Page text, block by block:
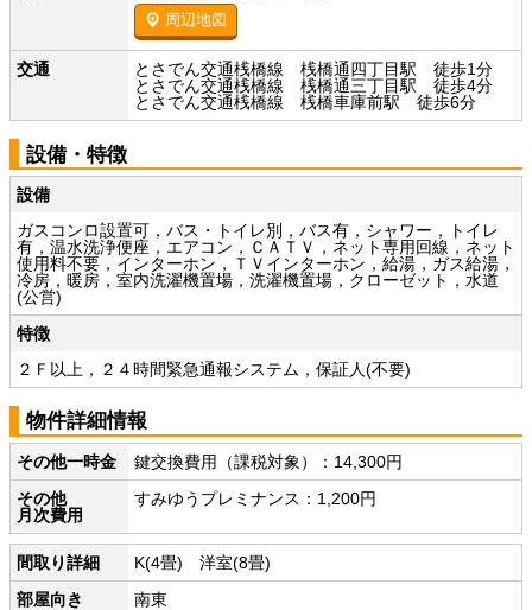
周辺地図
交通
とさでん交通桟橋線 桟橋通四丁目駅 徒歩1分
とさでん交通桟橋線 桟橋通三丁目駅 徒歩4分
とさでん交通桟橋線 桟橋車庫前駅 徒歩6分
設備・特徴
設備
ガスコンロ設置可，バス・トイレ別，バス有，シャワー，トイレ
有，温水洗浄便座，エアコン，ＣＡＴＶ，ネット専用回線，ネット
使用料不要，インターホン，ＴＶインターホン，給湯，ガス給湯，
冷房，暖房，室内洗濯機置場，洗濯機置場，クローゼット，水道
(公営)
特徴
２Ｆ以上，２４時間緊急通報システム，保証人(不要)
物件詳細情報
その他一時金
鍵交換費用（課税対象）：14,300円
その他
月次費用
すみゆうプレミナンス：1,200円
間取り詳細
K(4畳) 洋室(8畳)
部屋向き
南東